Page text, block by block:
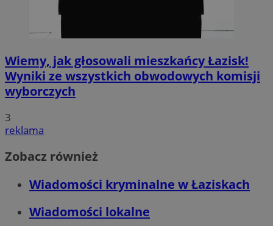
Wiemy, jak głosowali mieszkańcy Łazisk!
Wyniki ze wszystkich obwodowych komisji
wyborczych
3
reklama
Zobacz również
Wiadomości kryminalne w Łaziskach
Wiadomości lokalne